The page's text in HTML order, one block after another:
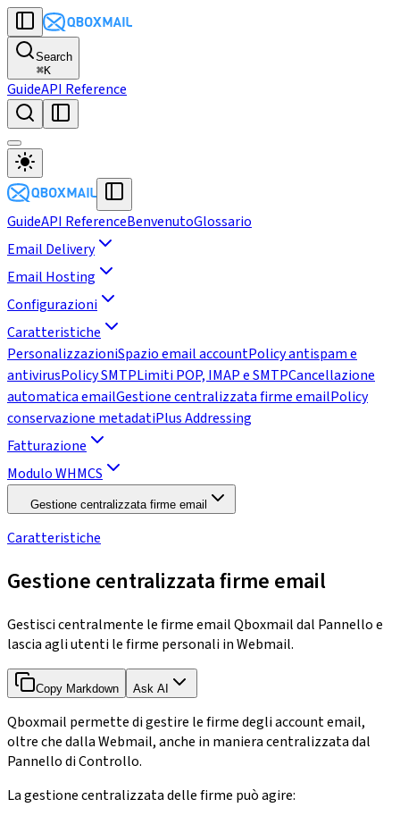
Search
⌘K
GuideAPI Reference
GuideAPI ReferenceBenvenutoGlossario
Email Delivery
Email Hosting
Configurazioni
Caratteristiche
PersonalizzazioniSpazio email accountPolicy antispam e
antivirusPolicy SMTPLimiti POP, IMAP e SMTPCancellazione
automatica emailGestione centralizzata firme emailPolicy
conservazione metadatiPlus Addressing
Fatturazione
Modulo WHMCS
Gestione centralizzata firme email
Caratteristiche
Gestione centralizzata firme email
Gestisci centralmente le firme email Qboxmail dal Pannello e
lascia agli utenti le firme personali in Webmail.
Copy Markdown Ask AI
Qboxmail permette di gestire le firme degli account email,
oltre che dalla Webmail, anche in maniera centralizzata dal
Pannello di Controllo.
La gestione centralizzata delle firme può agire: